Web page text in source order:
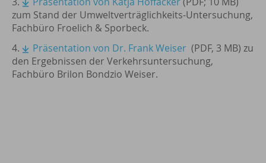
zum Stand der Umweltverträglichkeits-Untersuchung,
Fachbüro Froelich & Sporbeck.
4.
Präsentation von Dr. Frank Weiser (PDF, 3 MB) zu
den Ergebnissen der Verkehrsuntersuchung,
Fachbüro Brilon Bondzio Weiser.